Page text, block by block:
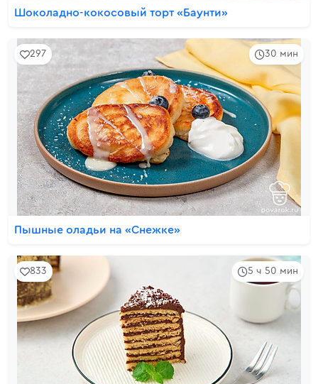
Шоколадно-кокосовый торт «Баунти»
30 мин
297
Пышные оладьи на «Снежке»
5 ч 50 мин
833